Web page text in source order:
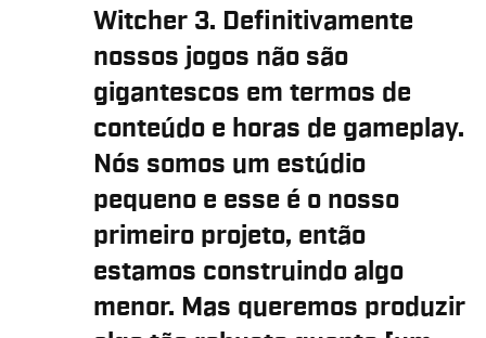
Witcher 3. Definitivamente
nossos jogos não são
gigantescos em termos de
conteúdo e horas de gameplay.
Nós somos um estúdio
pequeno e esse é o nosso
primeiro projeto, então
estamos construindo algo
menor. Mas queremos produzir